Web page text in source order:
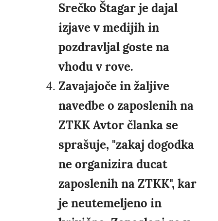
Srečko Štagar je dajal
izjave v medijih in
pozdravljal goste na
vhodu v rove.
Zavajajoče in žaljive
navedbe o zaposlenih na
ZTKK Avtor članka se
sprašuje, "zakaj dogodka
ne organizira ducat
zaposlenih na ZTKK", kar
je neutemeljeno in